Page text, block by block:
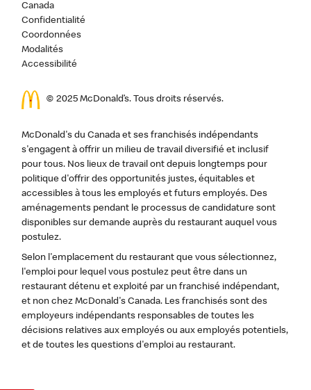
Canada
Confidentialité
Coordonnées
Modalités
Accessibilité
© 2025 McDonald’s. Tous droits réservés.
McDonald's du Canada et ses franchisés indépendants
s'engagent à offrir un milieu de travail diversifié et inclusif
pour tous. Nos lieux de travail ont depuis longtemps pour
politique d'offrir des opportunités justes, équitables et
accessibles à tous les employés et futurs employés. Des
aménagements pendant le processus de candidature sont
disponibles sur demande auprès du restaurant auquel vous
postulez.
Selon l'emplacement du restaurant que vous sélectionnez,
l'emploi pour lequel vous postulez peut être dans un
restaurant détenu et exploité par un franchisé indépendant,
et non chez McDonald's Canada. Les franchisés sont des
employeurs indépendants responsables de toutes les
décisions relatives aux employés ou aux employés potentiels,
et de toutes les questions d'emploi au restaurant.